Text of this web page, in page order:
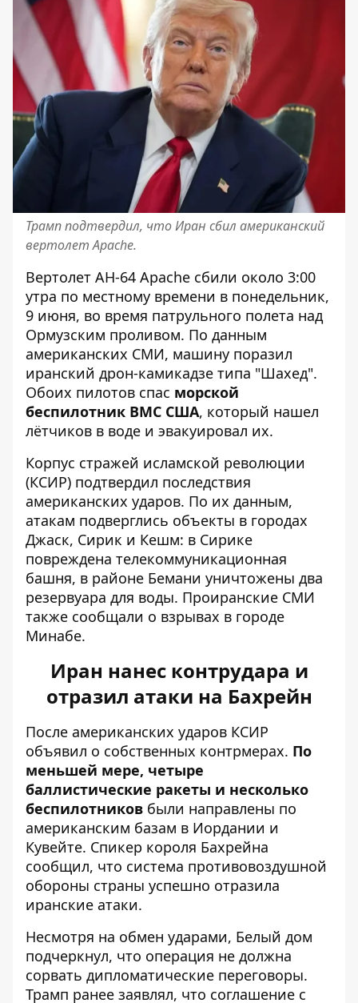
Трамп подтвердил, что Иран сбил американский
вертолет Apache.
Вертолет AH-64 Apache сбили около 3:00
утра по местному времени в понедельник,
9 июня, во время патрульного полета над
Ормузским проливом. По данным
американских СМИ, машину поразил
иранский дрон-камикадзе типа "Шахед".
Обоих пилотов спас морской
беспилотник ВМС США, который нашел
лётчиков в воде и эвакуировал их.
Корпус стражей исламской революции
(КСИР) подтвердил последствия
американских ударов. По их данным,
атакам подверглись объекты в городах
Джаск, Сирик и Кешм: в Сирике
повреждена телекоммуникационная
башня, в районе Бемани уничтожены два
резервуара для воды. Проиранские СМИ
также сообщали о взрывах в городе
Минабе.
Иран нанес контрудара и
отразил атаки на Бахрейн
После американских ударов КСИР
объявил о собственных контрмерах. По
меньшей мере, четыре
баллистические ракеты и несколько
беспилотников были направлены по
американским базам в Иордании и
Кувейте. Спикер короля Бахрейна
сообщил, что система противовоздушной
обороны страны успешно отразила
иранские атаки.
Несмотря на обмен ударами, Белый дом
подчеркнул, что операция не должна
сорвать дипломатические переговоры.
Трамп ранее заявлял, что соглашение с